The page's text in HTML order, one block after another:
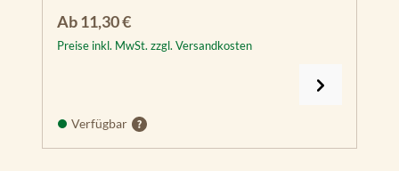
Regulärer Preis:
Ab11,30 €
Preise inkl. MwSt. zzgl. Versandkosten
Verfügbar